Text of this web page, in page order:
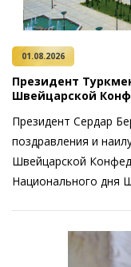
01.08.2026
Президент
Швейцарской
Президент Сердар
поздравления и
Швейцарской
Национального дня